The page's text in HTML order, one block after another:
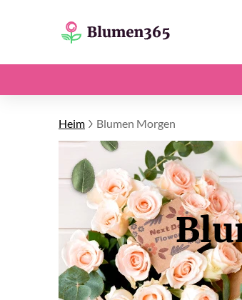
Heim Blumen Morgen